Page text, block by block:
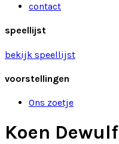
contact
speellijst
bekijk speellijst
voorstellingen
Ons zoetje
Koen Dewulf